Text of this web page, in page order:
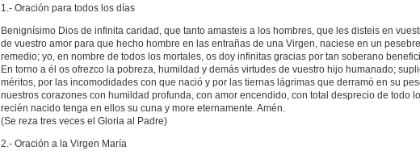
1.- Oración para todos los días
Benignísimo Dios de infinita caridad, que tanto amasteis a los hombres, que les disteis en
de vuestro amor para que hecho hombre en las entrañas de una Virgen, naciese en un
remedio; yo, en nombre de todos los mortales, os doy infinitas gracias por tan soberano
En torno a él os ofrezco la pobreza, humildad y demás virtudes de vuestro hijo humanado;
méritos, por las incomodidades con que nació y por las tiernas lágrimas que derramó en su
nuestros corazones con humildad profunda, con amor encendido, con total desprecio de todo
recién nacido tenga en ellos su cuna y more eternamente. Amén.
(Se reza tres veces el Gloria al Padre)
2.- Oración a la Virgen María